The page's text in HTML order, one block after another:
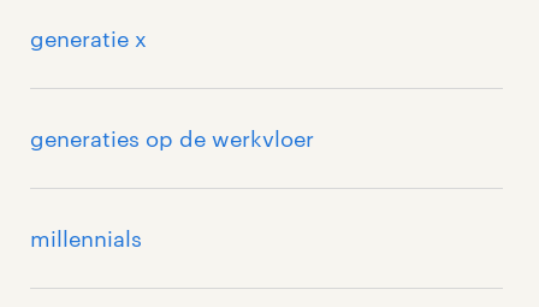
generatie x
generaties op de werkvloer
millennials